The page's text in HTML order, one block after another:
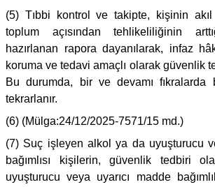
(5) Tıbbi kontrol ve takipte, kişinin akıl
toplum açısından tehlikeliliğinin
hazırlanan rapora dayanılarak, infaz
koruma ve tedavi amaçlı olarak güvenlik
Bu durumda, bir ve devamı fıkralarda
tekrarlanır.
(6) (Mülga:24/12/2025-7571/15 md.)
(7) Suç işleyen alkol ya da uyuşturucu
bağımlısı kişilerin, güvenlik tedbiri
uyuşturucu veya uyarıcı madde